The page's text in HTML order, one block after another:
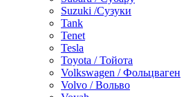
Suzuki /Сузуки
Tank
Tenet
Tesla
Toyota / Тойота
Volkswagen / Фольцваген
Volvo / Вольво